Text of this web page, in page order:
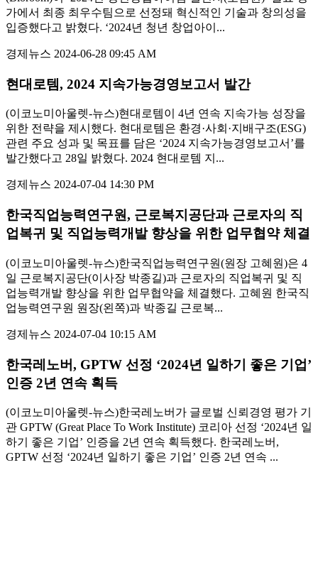
가에서 최종 최우수팀으로 선정돼 혁신적인 기술과 창의성을
입증했다고 밝혔다. ‘2024년 청년 창업아이...
경제뉴스 2024-06-28 09:45 AM
현대로템, 2024 지속가능경영보고서 발간
(이코노미아울렛-뉴스)현대로템이 4년 연속 지속가능 성장을
위한 전략을 제시했다. 현대로템은 환경·사회·지배구조(ESG)
관련 주요 성과 및 목표를 담은 ‘2024 지속가능경영보고서’를
발간했다고 28일 밝혔다. 2024 현대로템 지...
경제뉴스 2024-07-04 14:30 PM
한국직업능력연구원, 근로복지공단과 근로자의 직
업복귀 및 직업능력개발 향상을 위한 업무협약 체결
(이코노미아울렛-뉴스)한국직업능력연구원(원장 고혜원)은 4
일 근로복지공단(이사장 박종길)과 근로자의 직업복귀 및 직
업능력개발 향상을 위한 업무협약을 체결했다. 고혜원 한국직
업능력연구원 원장(왼쪽)과 박종길 근로복...
경제뉴스 2024-07-04 10:15 AM
한국레노버, GPTW 선정 ‘2024년 일하기 좋은 기업’
인증 2년 연속 획득
(이코노미아울렛-뉴스)한국레노버가 글로벌 신뢰경영 평가 기
관 GPTW (Great Place To Work Institute) 코리아 선정 ‘2024년 일
하기 좋은 기업’ 인증을 2년 연속 획득했다. 한국레노버,
GPTW 선정 ‘2024년 일하기 좋은 기업’ 인증 2년 연속 ...